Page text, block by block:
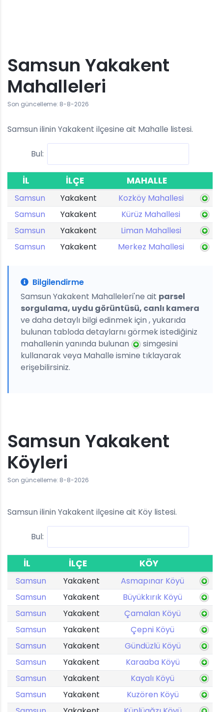
Samsun Yakakent
Mahalleleri
Son güncelleme: 8-8-2026
Samsun ilinin Yakakent ilçesine ait Mahalle listesi.
Bul:
İL İLÇE MAHALLE
Samsun Yakakent
Kozköy Mahallesi
Samsun
Yakakent
Kürüz Mahallesi
Samsun
Yakakent
Liman Mahallesi
Samsun
Yakakent Merkez Mahallesi
Bilgilendirme
Samsun Yakakent Mahalleleri'ne ait parsel
sorgulama, uydu görüntüsü, canlı kamera
ve daha detaylı bilgi edinmek için , yukarıda
bulunan tabloda detaylarnı görmek istediğiniz
mahallenin yanında bulunan
simgesini
kullanarak veya Mahalle ismine tıklayarak
erişebilirsiniz.
Samsun Yakakent
Köyleri
Son güncelleme: 8-8-2026
Samsun ilinin Yakakent ilçesine ait Köy listesi.
Bul:
İL İLÇE KÖY
Samsun Yakakent
Asmapınar Köyü
Samsun
Yakakent
Büyükkırık Köyü
Samsun
Yakakent
Çamalan Köyü
Samsun
Yakakent
Çepni Köyü
Samsun
Yakakent
Gündüzlü Köyü
Samsun
Yakakent
Karaaba Köyü
Samsun
Yakakent
Kayalı Köyü
Samsun
Yakakent
Kuzören Köyü